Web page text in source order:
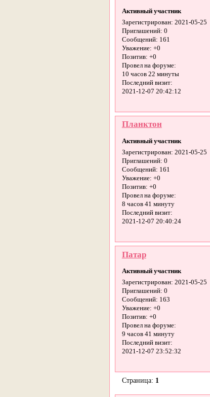
Активный участник
Зарегистрирован: 2021-05-25
Приглашений: 0
Сообщений: 161
Уважение: +0
Позитив: +0
Провел на форуме:
10 часов 22 минуты
Последний визит:
2021-12-07 20:42:12
Планктон
Активный участник
Зарегистрирован: 2021-05-25
Приглашений: 0
Сообщений: 161
Уважение: +0
Позитив: +0
Провел на форуме:
8 часов 41 минуту
Последний визит:
2021-12-07 20:40:24
Патар
Активный участник
Зарегистрирован: 2021-05-25
Приглашений: 0
Сообщений: 163
Уважение: +0
Позитив: +0
Провел на форуме:
9 часов 41 минуту
Последний визит:
2021-12-07 23:52:32
Страница: 1